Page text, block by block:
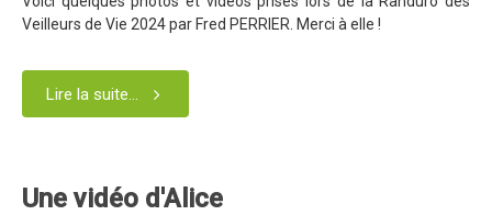
Partenaires
Edition 2016
Bilan de l'Enduro 2016
Veilleurs de Vie 2024 par Fred PERRIER. Merci à elle !
Lire la suite...
Une vidéo d'Alice